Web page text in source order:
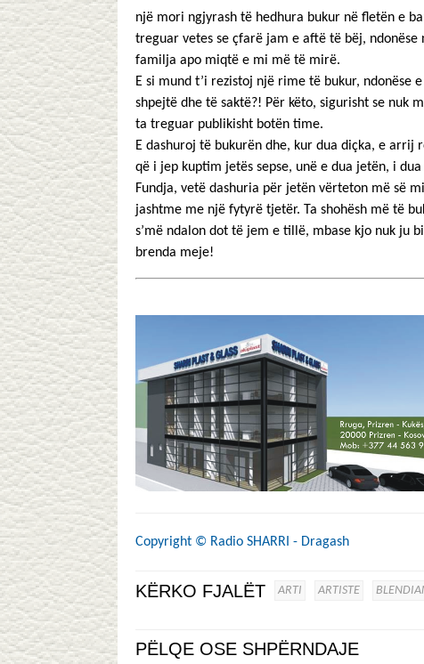
një mori ngjyrash të hedhura bukur në fletën e
treguar vetes se çfarë jam e aftë të bëj,
familja apo miqtë e mi më të mirë.
E si mund t’i rezistoj një rime të bukur,
shpejtë dhe të saktë?! Për këto, sigurisht se nuk
ta treguar publikisht botën time.
E dashuroj të bukurën dhe, kur dua diçka, e
që i jep kuptim jetës sepse, unë e dua jetën, i
Fundja, vetë dashuria për jetën vërteton më së
jashtme me një fytyrë tjetër. Ta shohësh më të
s’më ndalon dot të jem e tillë, mbase kjo nuk ju
brenda meje!
Copyright © Radio SHARRI - Dragash
KËRKO FJALËT ARTI ARTISTE
PËLQE OSE SHPËRNDAJE